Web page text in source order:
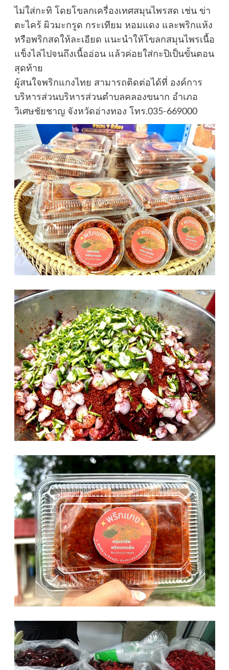
ไม่ใส่กะทิ โดยโขลกเครื่องเทศสมุนไพรสด เช่น ข่า
ตะไคร้ ผิวมะกรูด กระเทียม หอมแดง และพริกแห้ง
หรือพริกสดให้ละเอียด แนะนำให้โขลกสมุนไพรเนื้อ
แข็งไล่ไปจนถึงเนื้ออ่อน แล้วค่อยใส่กะปิเป็นขั้นตอน
สุดท้าย
ผู้สนใจพริกแกงไทย สามารถติดต่อได้ที่ องค์การ
บริหารส่วนบริหารส่วนตำบลคลองขนาก อำเภอ
วิเศษชัยชาญ จังหวัดอ่างทอง โทร.035-669000